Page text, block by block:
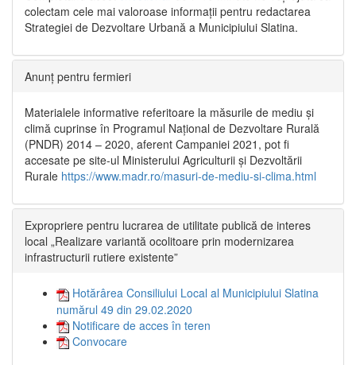
colectam cele mai valoroase informații pentru redactarea
Strategiei de Dezvoltare Urbană a Municipiului Slatina.
Anunț pentru fermieri
Materialele informative referitoare la măsurile de mediu și
climă cuprinse în Programul Național de Dezvoltare Rurală
(PNDR) 2014 – 2020, aferent Campaniei 2021, pot fi
accesate pe site-ul Ministerului Agriculturii și Dezvoltării
Rurale https://www.madr.ro/masuri-de-mediu-si-clima.html
Expropriere pentru lucrarea de utilitate publică de interes
local „Realizare variantă ocolitoare prin modernizarea
infrastructurii rutiere existente”
Hotărârea Consiliului Local al Municipiului Slatina
numărul 49 din 29.02.2020
Notificare de acces în teren
Convocare